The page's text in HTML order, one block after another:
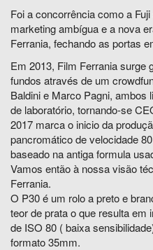
Foi a concorrência como a
marketing ambígua e a nova
Ferrania, fechando as portas
Em 2013, Film Ferrania surge
fundos através de um
Baldini e Marco Pagni, ambos
de laboratório, tornando-se
2017 marca o inicio da
pancromático de velocidade
baseado na antiga formula
Vamos então à nossa visão
Ferrania.
O P30 é um rolo a preto e
teor de prata o que resulta em
de ISO 80 ( baixa
formato 35mm.